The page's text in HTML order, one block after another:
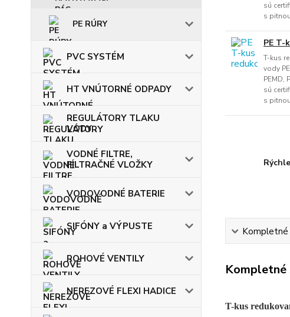
PE RÚRY
PVC SYSTÉM
HT VNÚTORNÉ ODPADY
REGULÁTORY TLAKU
VODY
VODNÉ FILTRE,
FILTRAČNÉ VLOŽKY
VODOVODNÉ BATERIE
SIFÓNY a VÝPUSTE
ROHOVÉ VENTILY
NEREZOVÉ FLEXI HADICE
sú
s
PE T-
T-kus
vody
PEMD,
sú
s
Kompletné
Kompletné
T-kus